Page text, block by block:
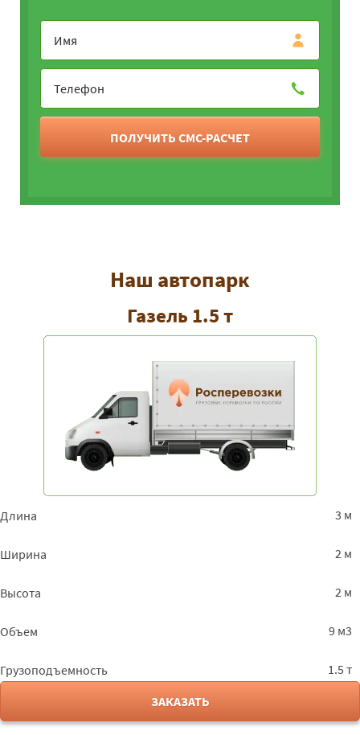
ПОЛУЧИТЬ СМС-РАСЧЕТ
Наш автопарк
Газель 1.5 т
Длина 3 м
Ширина 2 м
Высота 2 м
Объем 9 м3
Грузоподъемность
1.5 т
ЗАКАЗАТЬ